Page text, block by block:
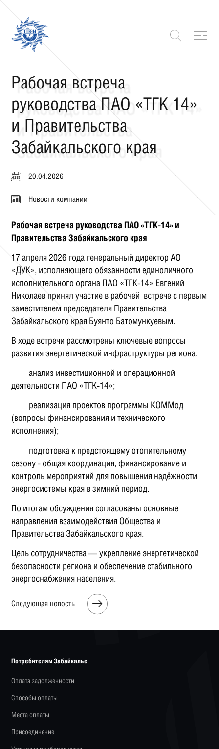
Рабочая встреча
руководства ПАО «ТГК 14»
и Правительства
Забайкальского края
20.04.2026
Новости компании
Рабочая встреча руководства ПАО «ТГК‑14» и
Правительства Забайкальского края
17 апреля 2026 года генеральный директор АО
«ДУК», исполняющего обязанности единоличного
исполнительного органа ПАО «ТГК‑14» Евгений
Николаев принял участие в рабочей встрече с первым
заместителем председателя Правительства
Забайкальского края Буянто Батомункуевым.
В ходе встречи рассмотрены ключевые вопросы
развития энергетической инфраструктуры региона:
анализ инвестиционной и операционной
деятельности ПАО «ТГК‑14»;
реализация проектов программы КОММод
(вопросы финансирования и технического
исполнения);
подготовка к предстоящему отопительному
сезону - общая координация, финансирование и
контроль мероприятий для повышения надёжности
энергосистемы края в зимний период.
По итогам обсуждения согласованы основные
направления взаимодействия Общества и
Правительства Забайкальского края.
Цель сотрудничества — укрепление энергетической
безопасности региона и обеспечение стабильного
энергоснабжения населения.
Следующая новость
Потребителям Забайкалье
Оплата задолженности
Способы оплаты
Места оплаты
Присоединение